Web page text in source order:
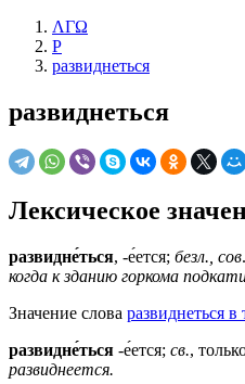
ΛΓΩ
Р
развиднеться
развиднеться
Лексическое
развидне́ться, -е́ется; безл., сов
когда к зданию горкома
Значение слова развиднеться
развидне́ться -е́ется; св.,
развиднеется.